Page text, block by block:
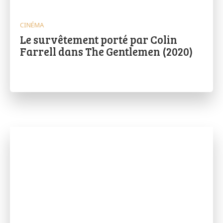
CINÉMA
Le survêtement porté par Colin
Farrell dans The Gentlemen (2020)